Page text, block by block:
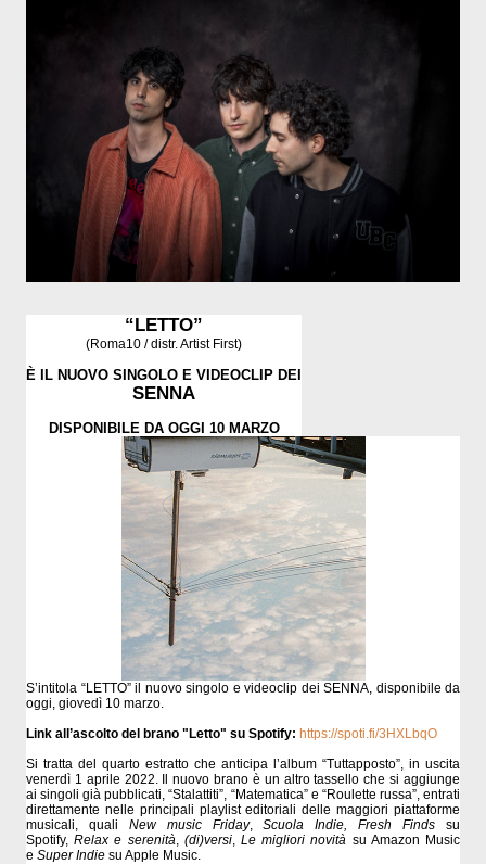
“LETTO”
(Roma10 / distr. Artist First)
È IL NUOVO SINGOLO E VIDEOCLIP DEI
SENNA
DISPONIBILE DA OGGI 10 MARZO
S’intitola “LETTO” il nuovo singolo e videoclip dei SENNA, disponibile da
oggi, giovedì 10 marzo.
Link all’ascolto del brano "Letto" su Spotify: https://spoti.fi/3HXLbqO
Si tratta del quarto estratto che anticipa l’album “Tuttapposto”, in uscita
venerdì 1 aprile 2022. Il nuovo brano è un altro tassello che si aggiunge
ai singoli già pubblicati, “Stalattiti”, “Matematica” e “Roulette russa”, entrati
direttamente nelle principali playlist editoriali delle maggiori piattaforme
musicali, quali New music Friday,Scuola Indie, Fresh Finds su
Spotify,Relax e serenità, (di)versi,Le migliori novità su Amazon Music
e Super Indie su Apple Music.